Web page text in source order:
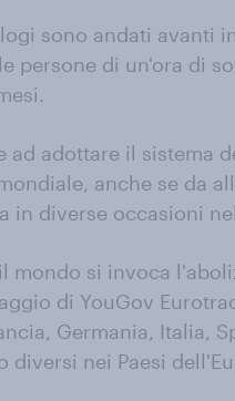
sono andati avanti
persone di un'ora di
ad adottare il sistema
anche se da
in diverse occasioni
mondo si invoca
di YouGov
Germania, Italia,
diversi nei Paesi